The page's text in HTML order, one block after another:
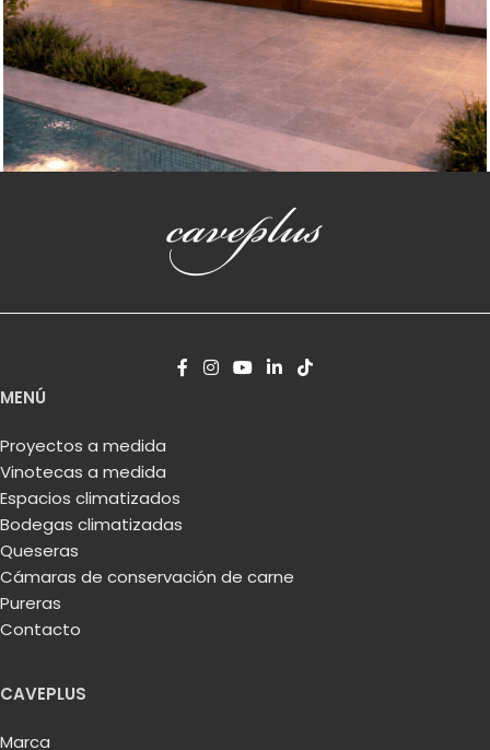
Espacio Climatizado Chalet Navaluenga Ávila
MENÚ
Proyectos a medida
Vinotecas a medida
Espacios climatizados
Bodegas climatizadas
Queseras
Cámaras de conservación de carne
Pureras
Contacto
CAVEPLUS
Marca